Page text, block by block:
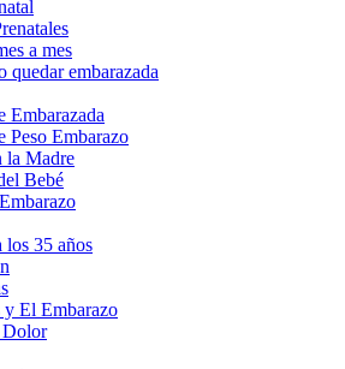
a mes
quedar embarazada
Embarazada
Peso Embarazo
la Madre
Bebé
los 35 años
y El Embarazo
Dolor